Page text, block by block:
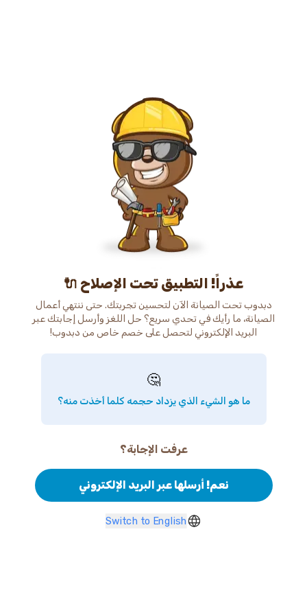
عذراً! التطبيق تحت الإصلاح 🔌
دبدوب تحت الصيانة الآن لتحسين تجربتك. حتى ننتهي أعمال
الصيانة، ما رأيك في تحدي سريع؟ حل اللغز وأرسل إجابتك عبر
البريد الإلكتروني لتحصل على خصم خاص من دبدوب!
🤔
ما هو الشيء الذي يزداد حجمه كلما أخذت منه؟
عرفت الإجابة؟
نعم! أرسلها عبر البريد الإلكتروني
Switch to English